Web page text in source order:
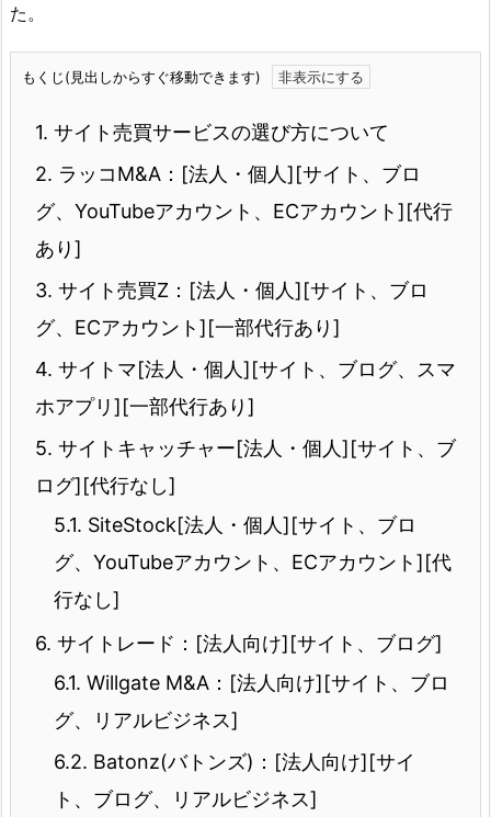
た。
もくじ(見出しからすぐ移動できます)
1. サイト売買サービスの選び方について
2. ラッコM&A：[法人・個人][サイト、ブロ
グ、YouTubeアカウント、ECアカウント][代行
あり]
3. サイト売買Z：[法人・個人][サイト、ブロ
グ、ECアカウント][一部代行あり]
4. サイトマ[法人・個人][サイト、ブログ、スマ
ホアプリ][一部代行あり]
5. サイトキャッチャー[法人・個人][サイト、ブ
ログ][代行なし]
5.1. SiteStock[法人・個人][サイト、ブロ
グ、YouTubeアカウント、ECアカウント][代
行なし]
6. サイトレード：[法人向け][サイト、ブログ]
6.1. Willgate M&A：[法人向け][サイト、ブロ
グ、リアルビジネス]
6.2. Batonz(バトンズ)：[法人向け][サイ
ト、ブログ、リアルビジネス]